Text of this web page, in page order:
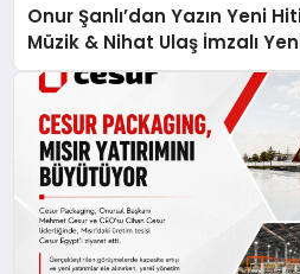
Onur Şanlı’dan Yazın Yeni
Müzik & Nihat Ulaş İmzalı